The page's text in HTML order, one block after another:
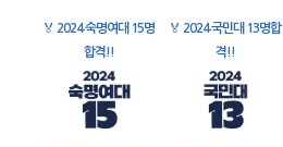
🏅 2024 숙명여대 15명
합격!!
🏅 2024 국민대 13명합
격!!